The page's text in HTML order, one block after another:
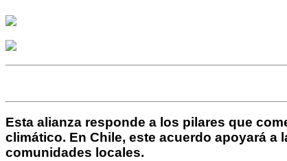
Esta alianza responde a los pilares que
climático. En Chile, este acuerdo apoyará
comunidades locales.